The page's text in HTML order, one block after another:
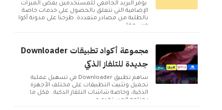
يوفر البريد الجامعي للمستخدمين بعض الميزات
الإضافية التي تتعلق بالحصول على خدمات خاصة
بالطلبة من مصادر متعددة. طرحنا على مدونة أكوا
ويب مقا...
مجموعة أكواد تطبيقات Downloader
جديدة للتلفاز الذكي
ساهم تطبيق Downloader في تسهيل عملية
تحميل وتثبيت التطبيقات على مختلف الأجهزة
الذكية، وخاصة شاشات التلفاز الذكية . فكل ما
يحتاجه المستخدم ه...